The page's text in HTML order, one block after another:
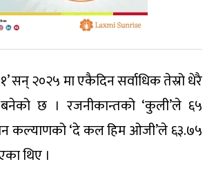
१’ सन् २०२५ मा एकैदिन सर्वाधिक तेस्रो धेरै
छ । रजनीकान्तको ‘कुली’ले ६५
कल्याणको ‘दे कल हिम ओजी’ले ६३.७५
थिए ।